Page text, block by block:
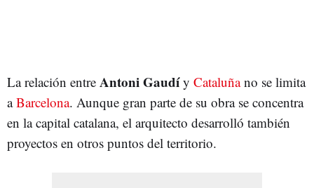
La relación entre Antoni Gaudíy Cataluñano se limita
aBarcelona. Aunque gran parte de su obra se concentra
en la capital catalana, el arquitecto desarrolló también
proyectos en otros puntos del territorio.